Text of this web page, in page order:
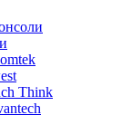
Think